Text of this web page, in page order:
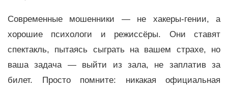
Современные мошенники — не хакеры-гении, а
хорошие психологи и режиссёры. Они ставят
спектакль, пытаясь сыграть на вашем страхе, но
ваша задача — выйти из зала, не заплатив за
билет. Просто помните: никакая официальная